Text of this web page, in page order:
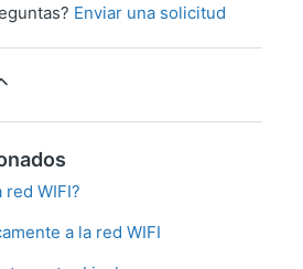
Enviar una solicitud
WIFI?
a la red WIFI